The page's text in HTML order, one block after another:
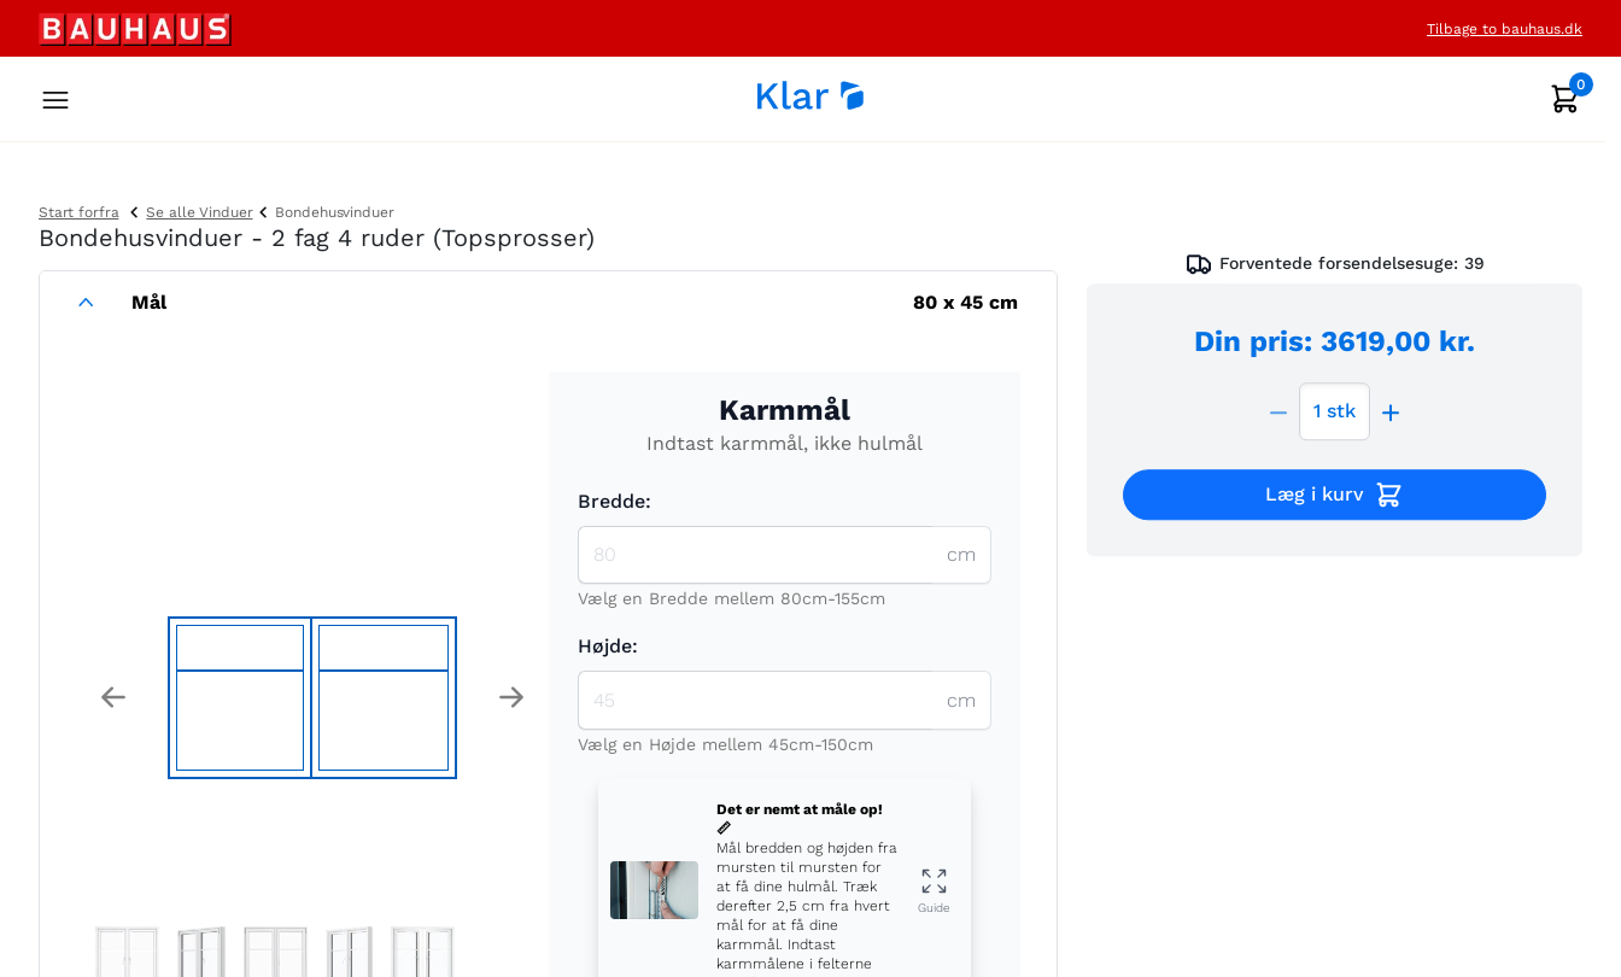
Tilbage to bauhaus.dk
0
Start forfra Se alle Vinduer Bondehusvinduer
Bondehusvinduer - 2 fag 4 ruder (Topsprosser)
Mål 80 x45 cm
Previous Next
Karmmål
Indtast karmmål, ikke hulmål
Bredde:
cm
Vælg en Bredde mellem 80cm-155cm
Højde:
cm
Vælg en Højde mellem 45cm-150cm
Det er nemt at måle op!
📏
Mål bredden og højden fra
mursten til mursten for
at få dine hulmål. Træk
derefter 2,5 cm fra hvert
mål for at få dine
karmmål. Indtast
karmmålene i felterne
Guide
Forventede forsendelsesuge: 39
Din pris: 3619,00 kr.
1 stk
Læg i kurv